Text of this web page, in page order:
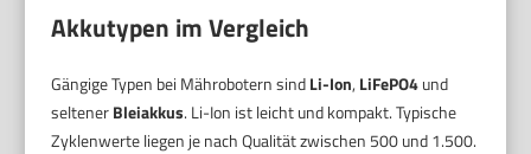
Akkutypen im Vergleich
Gängige Typen bei Mährobotern sindLi-Ion, LiFePO4und
seltenerBleiakkus. Li-Ion ist leicht und kompakt. Typische
Zyklenwerte liegen je nach Qualität zwischen 500 und 1.500.